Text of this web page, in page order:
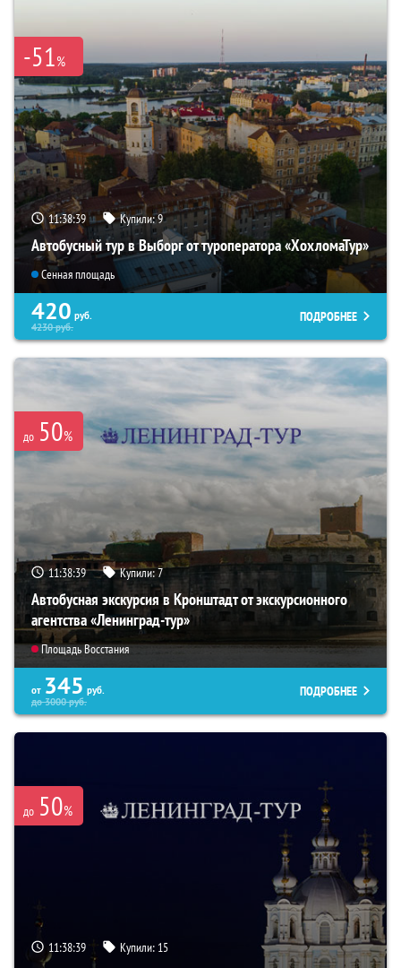
-51%
11:38:38 Купили:9
Автобусный тур в Выборг от туроператора «ХохломаТур»
Сенная площадь
420 руб.
4230руб.
ПОДРОБНЕЕ
до 50%
11:38:38 Купили:7
Автобусная экскурсия в Кронштадт от экскурсионного
агентства «Ленинград-тур»
Площадь Восстания
от 345 руб.
до3000руб.
ПОДРОБНЕЕ
до 50%
11:38:38 Купили: 15